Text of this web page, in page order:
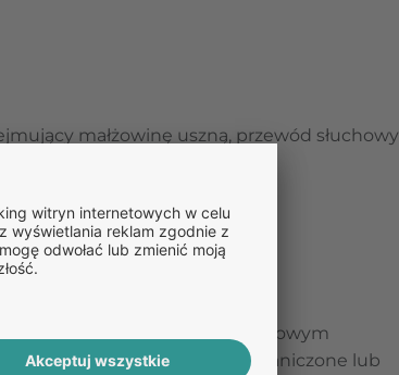
małżowinę uszną, przewód słuchowy
półpaśca),
w przewodzie słuchowym
zewnętrznego może być ograniczone lub